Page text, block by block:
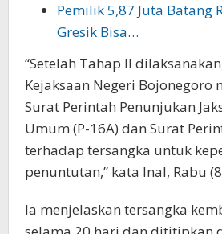
Pemilik 5,87 Juta Batang
Gresik Bisa…
“Setelah Tahap II
Kejaksaan Negeri Bojonegoro
Surat Perintah Penunjukan
Umum (P-16A) dan Surat
terhadap tersangka untuk
penuntutan,” kata Inal, Rabu
Ia menjelaskan tersangka